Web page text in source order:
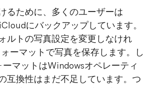
るために、多くのユーザーは
にバックアップしています。
ルトの写真設定を変更しなけれ
ーマットで写真を保存します。し
ーマットはWindowsオペレーティ
互換性はまだ不足しています。つ